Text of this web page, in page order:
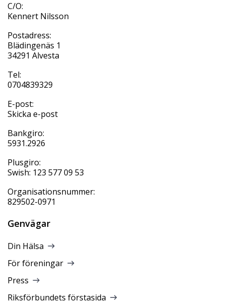
C/O:
Kennert Nilsson
Postadress:
Blädingenäs 1
34291 Alvesta
Tel:
0704839329
E-post:
Skicka e-post
Bankgiro:
5931.2926
Plusgiro:
Swish: 123 577 09 53
Organisationsnummer:
829502-0971
Genvägar
Din Hälsa
För föreningar
Press
Riksförbundets förstasida